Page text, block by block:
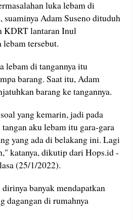
luka lebam di
suaminya Adam Suseno dituduh
KDRT lantaran Inul
tersebut.
lebam di tangannya itu
barang. Saat itu, Adam
barang ke tangannya.
yang kemarin, jadi pada
aku lebam itu gara-gara
yang ada di belakang ini. Lagi
katanya, dikutip dari Hops.id -
(25/1/2022).
banyak mendapatkan
dagangan di rumahnya